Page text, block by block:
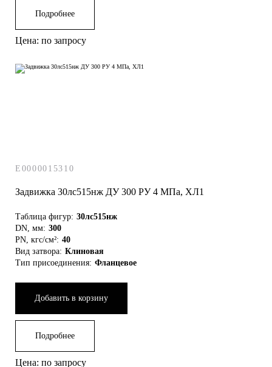
Подробнее
Цена: по запросу
E0000015310
Задвижка 30лс515нж ДУ 300 РУ 4 МПа, ХЛ1
Таблица фигур: 30лс515нж
DN, мм: 300
PN, кгс/см²: 40
Вид затвора: Клиновая
Тип присоединения: Фланцевое
Добавить в корзину
Подробнее
Цена: по запросу